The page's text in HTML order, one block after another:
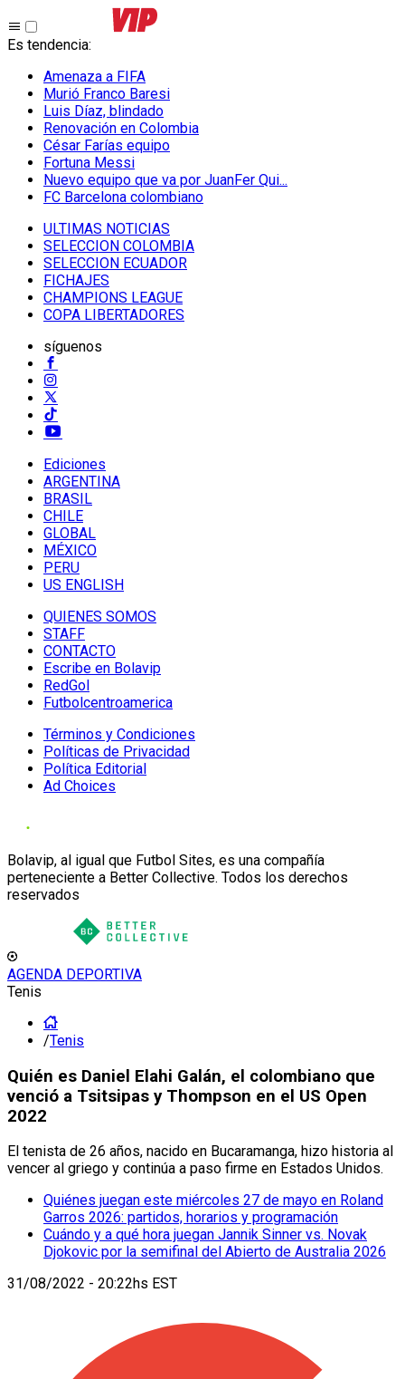
Es tendencia:
Amenaza a FIFA
Murió Franco Baresi
Luis Díaz, blindado
Renovación en Colombia
César Farías equipo
Fortuna Messi
Nuevo equipo que va por JuanFer Qui...
FC Barcelona colombiano
ULTIMAS NOTICIAS
SELECCION COLOMBIA
SELECCION ECUADOR
FICHAJES
CHAMPIONS LEAGUE
COPA LIBERTADORES
síguenos
Ediciones
ARGENTINA
BRASIL
CHILE
GLOBAL
MÉXICO
PERU
US ENGLISH
QUIENES SOMOS
STAFF
CONTACTO
Escribe en Bolavip
RedGol
Futbolcentroamerica
Términos y Condiciones
Políticas de Privacidad
Política Editorial
Ad Choices
Bolavip, al igual que Futbol Sites, es una compañía
perteneciente a Better Collective. Todos los derechos
reservados
AGENDA DEPORTIVA
Tenis
/Tenis
Quién es Daniel Elahi Galán, el colombiano que
venció a Tsitsipas y Thompson en el US Open
2022
El tenista de 26 años, nacido en Bucaramanga, hizo historia al
vencer al griego y continúa a paso firme en Estados Unidos.
Quiénes juegan este miércoles 27 de mayo en Roland
Garros 2026: partidos, horarios y programación
Cuándo y a qué hora juegan Jannik Sinner vs. Novak
Djokovic por la semifinal del Abierto de Australia 2026
31/08/2022 - 20:22hs EST